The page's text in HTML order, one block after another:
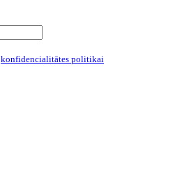
konfidencialitātes politikai